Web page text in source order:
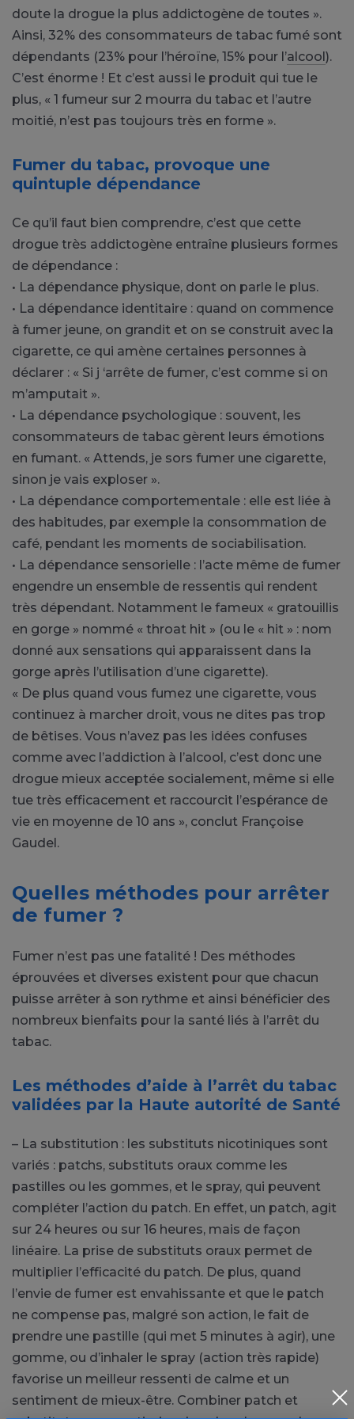
doute la drogue la plus addictogène de toutes ».
Ainsi, 32% des consommateurs de tabac fumé sont
dépendants (23% pour l’héroïne, 15% pour l’alcool ).
C’est énorme ! Et c’est aussi le produit qui tue le
plus, « 1 fumeur sur 2 mourra du tabac et l’autre
moitié, n’est pas toujours très en forme ».
Fumer du tabac, provoque une
quintuple dépendance
Ce qu’il faut bien comprendre, c’est que cette
drogue très addictogène entraîne plusieurs formes
de dépendance :
• La dépendance physique, dont on parle le plus.
• La dépendance identitaire : quand on commence
à fumer jeune, on grandit et on se construit avec la
cigarette, ce qui amène certaines personnes à
déclarer : « Si j ‘arrête de fumer, c’est comme si on
m’amputait ».
• La dépendance psychologique : souvent, les
consommateurs de tabac gèrent leurs émotions
en fumant. « Attends, je sors fumer une cigarette,
sinon je vais exploser ».
• La dépendance comportementale : elle est liée à
des habitudes, par exemple la consommation de
café, pendant les moments de sociabilisation.
• La dépendance sensorielle : l’acte même de fumer
engendre un ensemble de ressentis qui rendent
très dépendant. Notamment le fameux « gratouillis
en gorge » nommé « throat hit » (ou le « hit » : nom
donné aux sensations qui apparaissent dans la
gorge après l’utilisation d’une cigarette).
« De plus quand vous fumez une cigarette, vous
continuez à marcher droit, vous ne dites pas trop
de bêtises. Vous n’avez pas les idées confuses
comme avec l’addiction à l’alcool, c’est donc une
drogue mieux acceptée socialement, même si elle
tue très efficacement et raccourcit l’espérance de
vie en moyenne de 10 ans », conclut Françoise
Gaudel.
Quelles méthodes pour arrêter
de fumer ?
Fumer n’est pas une fatalité ! Des méthodes
éprouvées et diverses existent pour que chacun
puisse arrêter à son rythme et ainsi bénéficier des
nombreux bienfaits pour la santé liés à l’arrêt du
tabac.
Les méthodes d’aide à l’arrêt du tabac
validées par la Haute autorité de Santé
– La substitution : les substituts nicotiniques sont
variés : patchs, substituts oraux comme les
pastilles ou les gommes, et le spray, qui peuvent
compléter l’action du patch. En effet, un patch, agit
sur 24 heures ou sur 16 heures, mais de façon
linéaire. La prise de substituts oraux permet de
multiplier l’efficacité du patch. De plus, quand
l’envie de fumer est envahissante et que le patch
ne compense pas, malgré son action, le fait de
prendre une pastille (qui met 5 minutes à agir), une
gomme, ou d’inhaler le spray (action très rapide)
favorise un meilleur ressenti de calme et un
sentiment de mieux-être. Combiner patch et